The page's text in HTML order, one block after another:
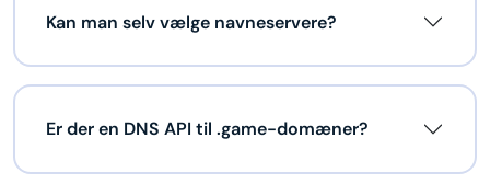
Kan man selv vælge navneservere?
Er der en DNS API til .game-domæner?